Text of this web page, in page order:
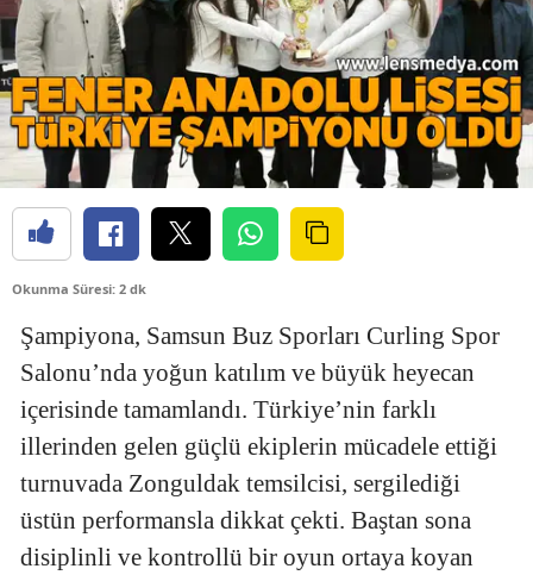
Okunma Süresi: 2 dk
Şampiyona, Samsun Buz Sporları Curling Spor
Salonu’nda yoğun katılım ve büyük heyecan
içerisinde tamamlandı. Türkiye’nin farklı
illerinden gelen güçlü ekiplerin mücadele ettiği
turnuvada Zonguldak temsilcisi, sergilediği
üstün performansla dikkat çekti. Baştan sona
disiplinli ve kontrollü bir oyun ortaya koyan